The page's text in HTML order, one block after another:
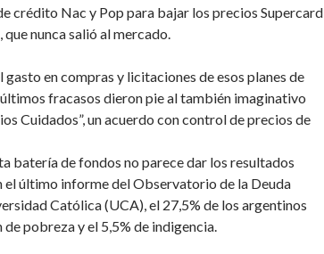
crédito Nac y Pop para bajar los precios Supercard
nunca salió al mercado.
gasto en compras y licitaciones de esos planes de
fracasos dieron pie al también imaginativo
Cuidados”, un acuerdo con control de precios de
batería de fondos no parece dar los resultados
el último informe del Observatorio de la Deuda
Católica (UCA), el 27,5% de los argentinos
de pobreza y el 5,5% de indigencia.